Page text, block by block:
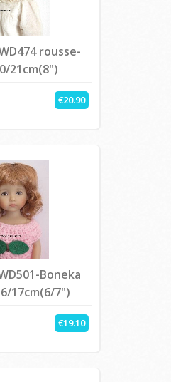
rousse-
21cm(8")
€20.90
Boneka
17cm(6/7")
€19.10